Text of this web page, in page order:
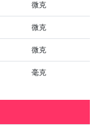
微克
微克
微克
毫克